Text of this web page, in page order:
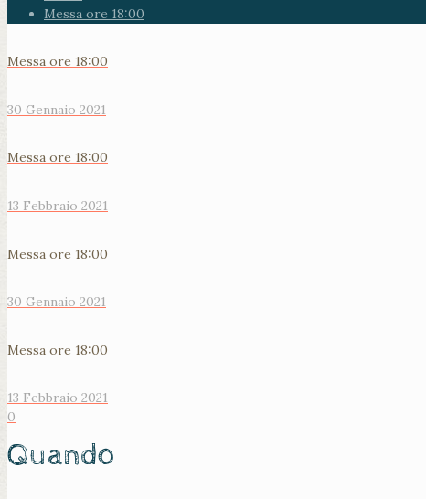
Messa ore 18:00
Messa ore 18:00
30 Gennaio 2021
Messa ore 18:00
13 Febbraio 2021
Messa ore 18:00
30 Gennaio 2021
Messa ore 18:00
13 Febbraio 2021
0
Quando